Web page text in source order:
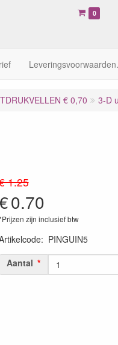
0
Leveringsvoorwaarden.
€ 0,70 3-D
1.25
0.70
zijn inclusief btw
: PINGUIN5
Aantal